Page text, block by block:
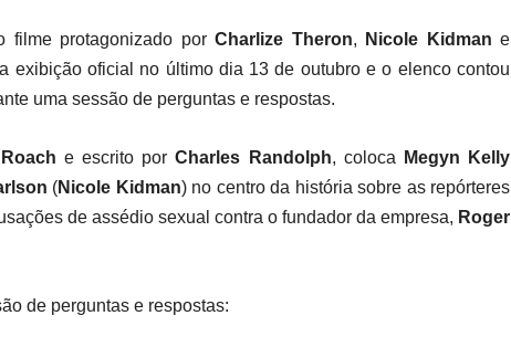
filme protagonizado porCharlize Theron, Nicole Kidman e
exibição oficial no último dia 13 de outubro e o elenco contou
uma sessão de perguntas e respostas.
e escrito por Charles Randolph, coloca
Megyn Kelly
(Nicole Kidman) no centro da história sobre as repórteres
de assédio sexual contra o fundador da empresa, Roger
de perguntas e respostas: